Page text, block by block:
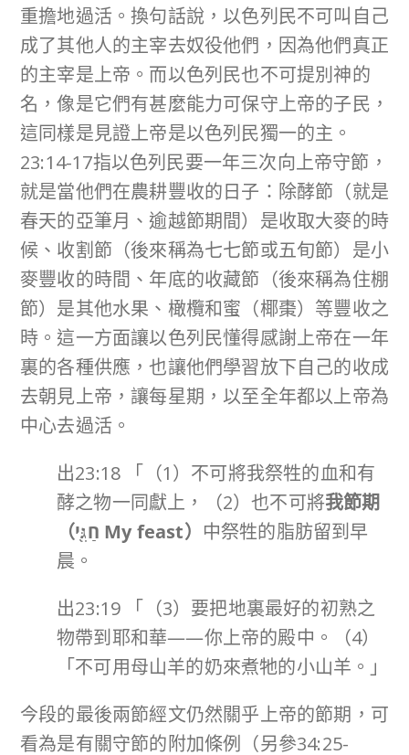
重擔地過活。換句話說，以色列民不可叫自己
成了其他人的主宰去奴役他們，因為他們真正
的主宰是上帝。而以色列民也不可提別神的
名，像是它們有甚麼能力可保守上帝的子民，
這同樣是見證上帝是以色列民獨一的主。
23:14-17指以色列民要一年三次向上帝守節，
就是當他們在農耕豐收的日子：除酵節（就是
春天的亞筆月、逾越節期間）是收取大麥的時
候、收割節（後來稱為七七節或五旬節）是小
麥豐收的時間、年底的收藏節（後來稱為住棚
節）是其他水果、橄欖和蜜（椰棗）等豐收之
時。這一方面讓以色列民懂得感謝上帝在一年
裏的各種供應，也讓他們學習放下自己的收成
去朝見上帝，讓每星期，以至全年都以上帝為
中心去過活。
出23:18 「（1）不可將我祭牲的血和有
酵之物一同獻上，（2）也不可將我節期
（חַגִּ֖י My feast） 中祭牲的脂肪留到早
晨。
出23:19 「（3）要把地裏最好的初熟之
物帶到耶和華——你上帝的殿中。（4）
「不可用母山羊的奶來煮牠的小山羊。」
今段的最後兩節經文仍然關乎上帝的節期，可
看為是有關守節的附加條例（另參34:25-